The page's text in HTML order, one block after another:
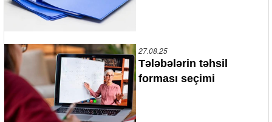
27.08.25
Tələbələrin təhsil
forması seçimi